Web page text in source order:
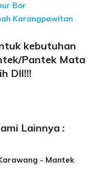
Bor
Karangpawitan
kebutuhan
Pantek Mata
Dll!!!
Lainnya :
- Mantek